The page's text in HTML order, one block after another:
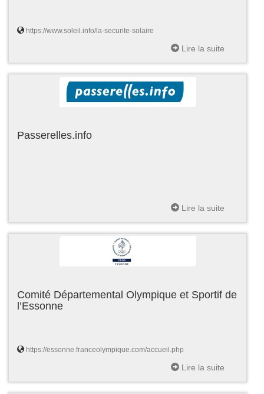
https://www.soleil.info/la-securite-solaire
Lire la suite
Passerelles.info
Lire la suite
Comité Départemental Olympique et Sportif de
l’Essonne
https://essonne.franceolympique.com/accueil.php
Lire la suite